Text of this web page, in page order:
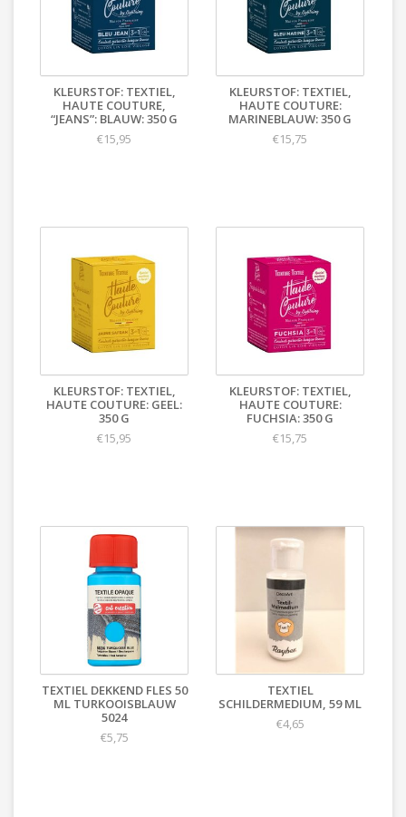
KLEURSTOF: TEXTIEL,
HAUTE COUTURE,
“JEANS”: BLAUW: 350 G
€15,95
KLEURSTOF: TEXTIEL,
HAUTE COUTURE:
MARINEBLAUW: 350 G
€15,75
KLEURSTOF: TEXTIEL,
HAUTE COUTURE: GEEL:
350 G
€15,95
KLEURSTOF: TEXTIEL,
HAUTE COUTURE:
FUCHSIA: 350 G
€15,75
TEXTIEL DEKKEND FLES 50
ML TURKOOISBLAUW
5024
€5,75
TEXTIEL
SCHILDERMEDIUM, 59 ML
€4,65